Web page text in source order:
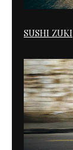
SUSHI ZUKI